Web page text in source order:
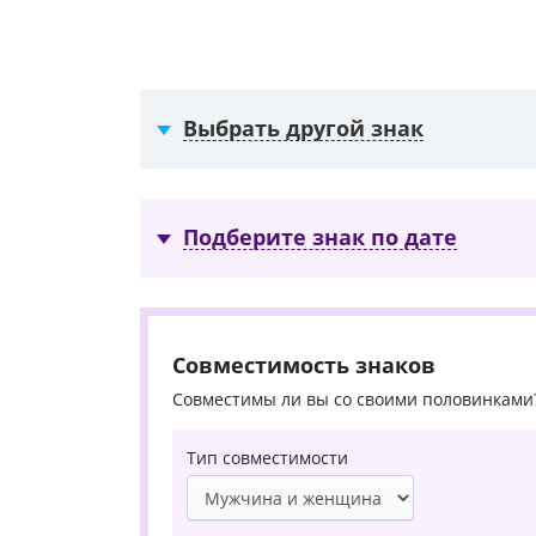
Выбрать другой знак
Подберите знак по дате
Совместимость знаков
Совместимы ли вы со своими
Тип совместимости